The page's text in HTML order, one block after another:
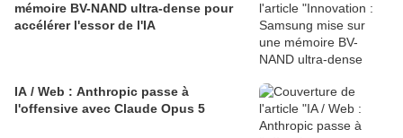
mémoire BV-NAND ultra-dense pour
accélérer l'essor de l'IA
IA / Web : Anthropic passe à
l'offensive avec Claude Opus 5